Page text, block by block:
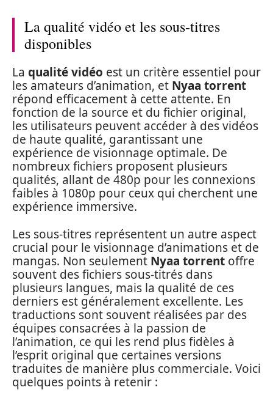
La qualité vidéo et les sous-titres
disponibles
La qualité vidéo est un critère essentiel pour
les amateurs d’animation, et Nyaa torrent
répond efficacement à cette attente. En
fonction de la source et du fichier original,
les utilisateurs peuvent accéder à des vidéos
de haute qualité, garantissant une
expérience de visionnage optimale. De
nombreux fichiers proposent plusieurs
qualités, allant de 480p pour les connexions
faibles à 1080p pour ceux qui cherchent une
expérience immersive.
Les sous-titres représentent un autre aspect
crucial pour le visionnage d’animations et de
mangas. Non seulement Nyaa torrent offre
souvent des fichiers sous-titrés dans
plusieurs langues, mais la qualité de ces
derniers est généralement excellente. Les
traductions sont souvent réalisées par des
équipes consacrées à la passion de
l’animation, ce qui les rend plus fidèles à
l’esprit original que certaines versions
traduites de manière plus commerciale. Voici
quelques points à retenir :